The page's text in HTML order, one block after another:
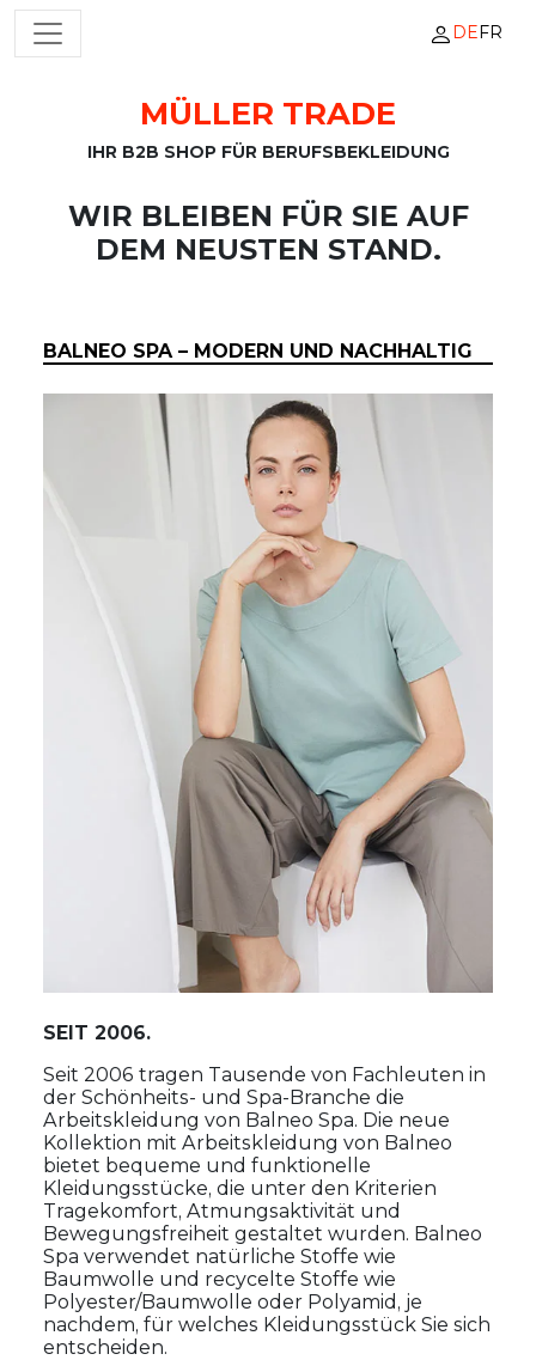
Zum Inhalt springen
HAUPTNAVIGATION DEFR
MÜLLER TRADE
IHR B2B SHOP FÜR BERUFSBEKLEIDUNG
WIR BLEIBEN FÜR SIE AUF
DEM NEUSTEN STAND.
BALNEO SPA – MODERN UND NACHHALTIG
SEIT 2006.
Seit 2006 tragen Tausende von Fachleuten in
der Schönheits- und Spa-Branche die
Arbeitskleidung von Balneo Spa. Die neue
Kollektion mit Arbeitskleidung von Balneo
bietet bequeme und funktionelle
Kleidungsstücke, die unter den Kriterien
Tragekomfort, Atmungsaktivität und
Bewegungsfreiheit gestaltet wurden. Balneo
Spa verwendet natürliche Stoffe wie
Baumwolle und recycelte Stoffe wie
Polyester/Baumwolle oder Polyamid, je
nachdem, für welches Kleidungsstück Sie sich
entscheiden.